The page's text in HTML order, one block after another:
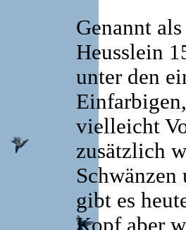
Genannt
Heusslein
unter den
vielleicht
zusätzlich
Schwänzen
gibt es
Kopf aber